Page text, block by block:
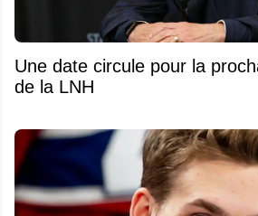
Une date circule pour la
de la LNH